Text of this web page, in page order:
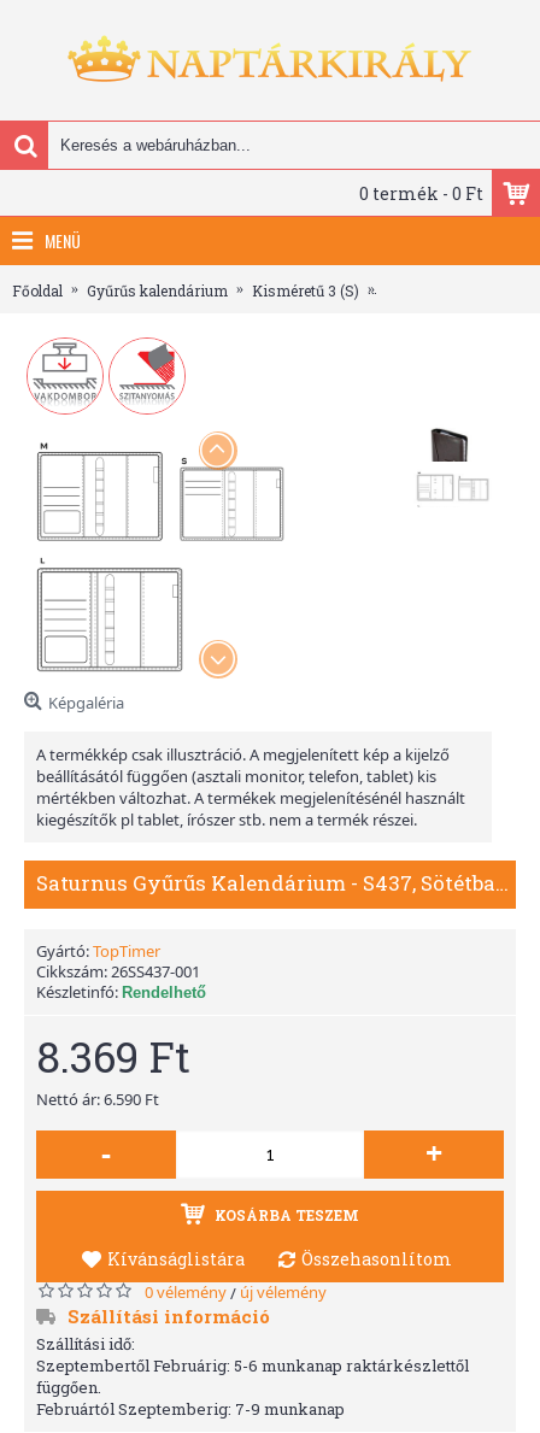
0 termék - 0 Ft
MENÜ
Főoldal Gyűrűs kalendárium Kisméretű 3 (S)
Képgaléria
A termékkép csak illusztráció. A megjelenített kép a kijelző
beállításától függően (asztali monitor, telefon, tablet) kis
mértékben változhat. A termékek megjelenítésénél használt
kiegészítők pl tablet, írószer stb. nem a termék részei.
Saturnus Gyűrűs Kalendárium - S437, Sötétbarna
Gyártó:TopTimer
Cikkszám:26SS437-001
Készletinfó: Rendelhető
8.369 Ft
Nettó ár: 6.590 Ft
- +
KOSÁRBA TESZEM
Kívánságlistára Összehasonlítom
0 vélemény/ új vélemény
Szállítási információ
Szállítási idő:
Szeptembertől Februárig: 5-6 munkanap raktárkészlettől
függően.
Februártól Szeptemberig: 7-9 munkanap